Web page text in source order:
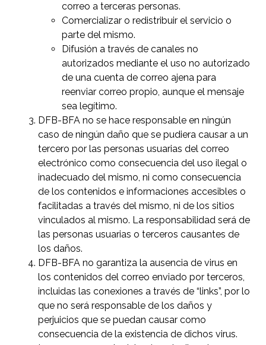
correo a terceras personas.
Comercializar o redistribuir el servicio o
parte del mismo.
Difusión a través de canales no
autorizados mediante el uso no autorizado
de una cuenta de correo ajena para
reenviar correo propio, aunque el mensaje
sea legítimo.
DFB-BFA no se hace responsable en ningún
caso de ningún daño que se pudiera causar a un
tercero por las personas usuarias del correo
electrónico como consecuencia del uso ilegal o
inadecuado del mismo, ni como consecuencia
de los contenidos e informaciones accesibles o
facilitadas a través del mismo, ni de los sitios
vinculados al mismo. La responsabilidad será de
las personas usuarias o terceros causantes de
los daños.
DFB-BFA no garantiza la ausencia de virus en
los contenidos del correo enviado por terceros,
incluidas las conexiones a través de “links”, por lo
que no será responsable de los daños y
perjuicios que se puedan causar como
consecuencia de la existencia de dichos virus.